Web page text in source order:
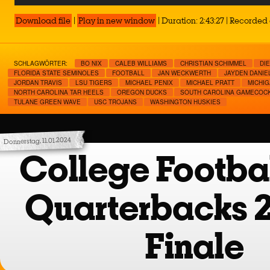
Download file | Play in new window | Duration: 2:43:27 | Recorded
SCHLAGWÖRTER: BO NIX CALEB WILLIAMS CHRISTIAN SCHIMMEL
FLORIDA STATE SEMINOLES
FOOTBALL JAN WECKWERTH
JAYDEN
JORDAN TRAVIS
LSU TIGERS MICHAEL PENIX MICHAEL PRATT
NORTH CAROLINA TAR HEELS
OREGON DUCKS
SOUTH CAROLINA
TULANE GREEN WAVE
USC TROJANS WASHINGTON HUSKIES
Donnerstag, 11.01.2024
College
Quarterbacks
Finale